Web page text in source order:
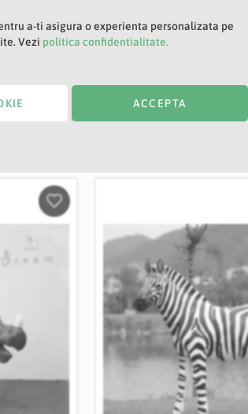
IN STOC
4.499,00 RON
Salveaza
a-ti asigura o experienta personalizata pe
Vezi politica confidentialitate.
ACCEPTA